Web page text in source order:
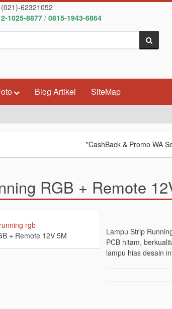
(021)-62321052
1025-8877 / 0815-1943-6864
Blog Artikel SiteMap
"CashBack & Promo WA
RGB + Remote
+ Remote 12V 5M
Lampu Strip
PCB hitam,
lampu hias desain